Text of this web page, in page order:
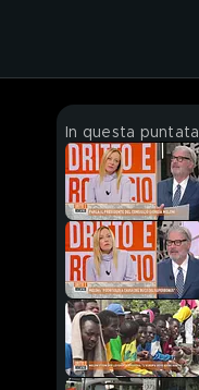
In questa puntata